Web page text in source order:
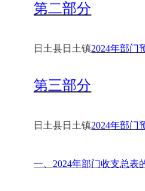
第二部分
日土县日土镇2024年部门
第三部分
日土县日土镇2024年部门
一、 2024年部门收支总表